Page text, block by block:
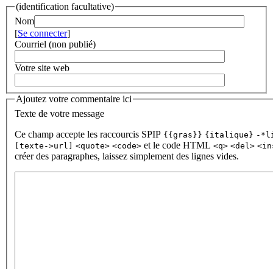
(identification facultative)
Nom
[Se connecter]
Courriel (non publié)
Votre site web
Ajoutez votre commentaire ici
Texte de votre message
Ce champ accepte les raccourcis SPIP {{gras}} {italique} -
[texte->url] <quote> <code> et le code HTML <q> <del>
créer des paragraphes, laissez simplement des lignes vides.